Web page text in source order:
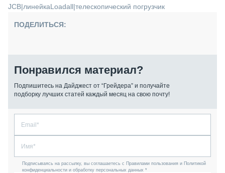
JCB|линейкаLoadall|телескопический погрузчик
ПОДЕЛИТЬСЯ:
Понравился материал?
Подпишитесь на Дайджест от “Грейдера” и получайте
подборку лучших статей каждый месяц на свою почту!
Подписываясь на рассылку, вы соглашаетесь с Правилами пользования и Политикой
конфиденциальности и обработку персональных данных *